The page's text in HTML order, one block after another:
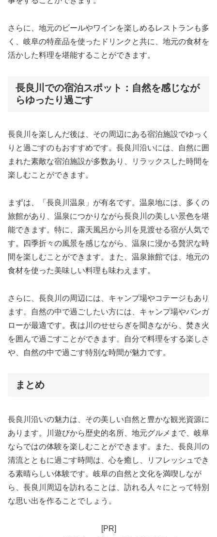
さらに、地元のビールやワインを楽しめるレストランも多
く、岐阜の特産品を使ったドリンクと共に、地元の食材を
活かした料理を堪能することができます。
長良川での宿泊スポット：自然を感じなが
らゆったり過ごす
長良川を楽しんだ後は、その周辺にある宿泊施設でゆっく
りと過ごすのもおすすめです。長良川沿いには、自然に囲
まれた素敵な宿泊施設が多数あり、リラックスした時間を
楽しむことができます。
まずは、「長良川温泉」が有名です。温泉地には、多くの
旅館があり、温泉につかりながら長良川の美しい景色を堪
能できます。特に、露天風呂から川を見渡せる宿が人気で
す。四季折々の風景を感じながら、温泉に浸かる贅沢な時
間を楽しむことができます。また、温泉旅館では、地元の
食材を使った美味しい料理も味わえます。
さらに、長良川の周辺には、キャンプ場やコテージもあり
ます。自然の中で過ごしたい方には、キャンプ場やバンガ
ローが最適です。夜は川のせせらぎを聞きながら、焚き火
を囲んで過ごすことができます。自分で料理をする楽しさ
や、自然の中で過ごす特別な時間が魅力です。
まとめ
長良川沿いの魅力は、その美しい自然と豊かな観光資源に
あります。川遊びから歴史的名所、地元グルメまで、岐阜
ならではの体験を楽しむことができます。また、長良川の
清流とともに過ごす時間は、心を癒し、リフレッシュでき
る素晴らしい体験です。岐阜の自然と文化を満喫しなが
ら、長良川周辺を訪れることは、訪れる人々にとって特別
な思い出を作ることでしょう。
[PR]